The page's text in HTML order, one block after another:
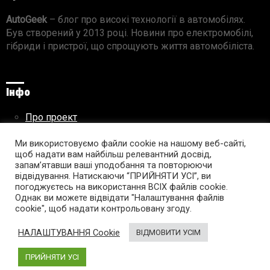
AutoGeek– блог про високі технології в автомобілях.
Був створений у 2013 році. Новини про електромобілі,
гібриди і пристрої, що спрощують життя автомобіліста.
Інфо
Про проект
Правила використання матеріалів
Підпишись на AutoGeek!
facebooktwitter instagramyoutube tumblr linkedin
Ми використовуємо файли cookie на нашому веб-сайті,
щоб надати вам найбільш релевантний досвід,
запам’ятавши ваші уподобання та повторюючи
відвідування. Натискаючи “ПРИЙНЯТИ УСІ”, ви
погоджуєтесь на використання ВСІХ файлів cookie.
Однак ви можете відвідати "Налаштування файлів
cookie", щоб надати контрольовану згоду.
НАЛАШТУВАННЯ Cookie ВІДМОВИТИ УСІМ
ПРИЙНЯТИ УСІ